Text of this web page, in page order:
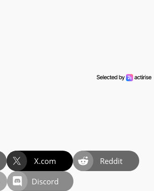
X.com
Reddit
Discord